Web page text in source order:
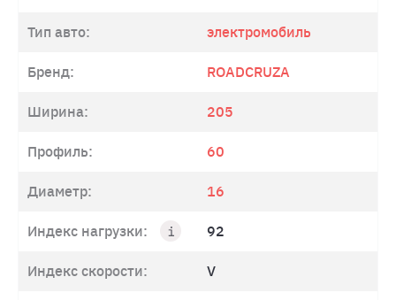
Тип авто: электромобиль
Бренд: ROADCRUZA
Ширина: 205
Профиль: 60
Диаметр: 16
Индекс нагрузки: 92
Индекс скорости: V